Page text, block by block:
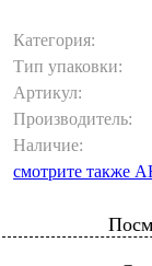
Категория:
Тип упаковки:
Артикул:
Производитель:
Наличие:
смотрите